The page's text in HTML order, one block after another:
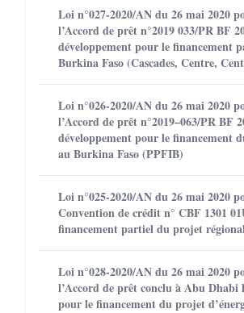
Loi n°027-2020/AN du 26 mai 2020
l’Accord de prêt n°2019 033/PR BF
développement pour le financement
Burkina Faso (Cascades, Centre,
Loi n°026-2020/AN du 26 mai 2020
l’Accord de prêt n°2019–063/PR BF
développement pour le financement
au Burkina Faso (PPFIB)
Loi n°025-2020/AN du 26 mai 2020
Convention de crédit n° CBF 1301
financement partiel du projet
Loi n°028-2020/AN du 26 mai 2020
l’Accord de prêt conclu à Abu Dhabi
pour le financement du projet